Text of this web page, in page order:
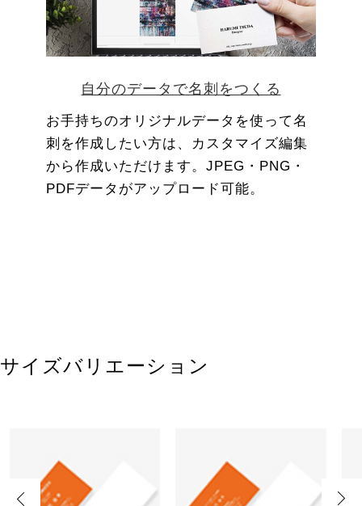
自分のデータで名刺をつくる
お手持ちのオリジナルデータを使って名
刺を作成したい方は、カスタマイズ編集
から作成いただけます。JPEG・PNG・
PDFデータがアップロード可能。
サイズバリエーション
Previous